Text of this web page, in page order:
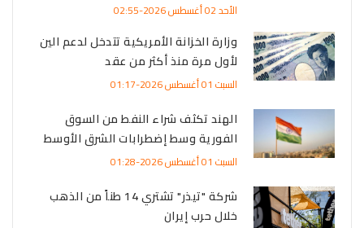
الأحد 02 أغسطس 2026-02:55
وزارة الخزانة الأمريكية تتدخل لدعم الين
لأول مرة منذ أكثر من عقد
السبت 01 أغسطس 2026-01:17
الهند تكثف شراء النفط من السوق
الفورية وسط إضطرابات الشرق الأوسط
السبت 01 أغسطس 2026-01:28
شركة "تيذر" تشتري 14 طناً من الذهب
خلال حرب إيران